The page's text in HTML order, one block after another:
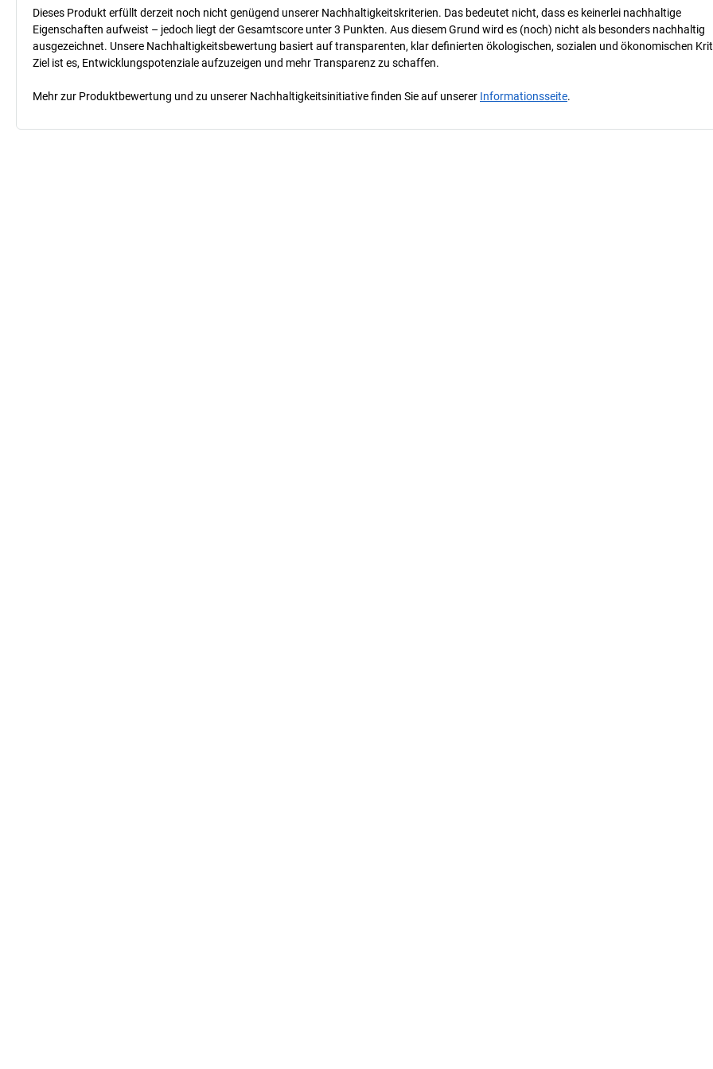
Dieses Produkt erfüllt derzeit noch nicht genügend unserer Nachhaltigkeitskriterien. Das bedeutet nicht, dass es keinerlei nachhaltige
Eigenschaften aufweist – jedoch liegt der Gesamtscore unter 3 Punkten. Aus diesem Grund wird es (noch) nicht als besonders nachhaltig
ausgezeichnet. Unsere Nachhaltigkeitsbewertung basiert auf transparenten, klar definierten ökologischen, sozialen und ökonomischen
Ziel ist es, Entwicklungspotenziale aufzuzeigen und mehr Transparenz zu schaffen.
Mehr zur Produktbewertung und zu unserer Nachhaltigkeitsinitiative finden Sie auf unserer Informationsseite.